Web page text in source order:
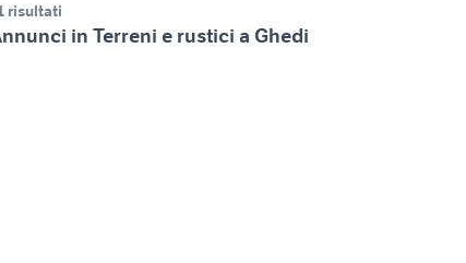
risultati
in Terreni e rustici a Ghedi